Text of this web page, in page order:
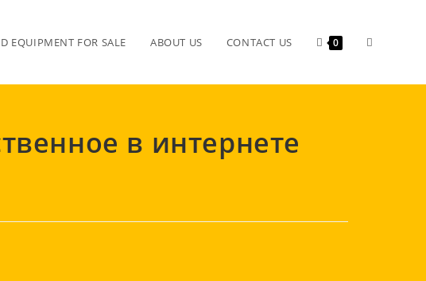
EQUIPMENT FOR SALE ABOUT US CONTACT US 0 Toggle
в интернете